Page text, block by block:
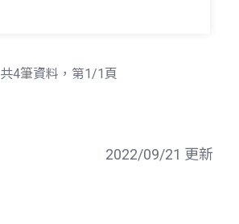
共4筆資料，第1/1頁
2022/09/21 更新